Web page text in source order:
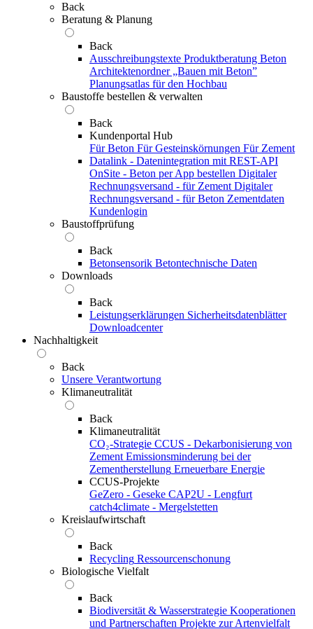
Back
Beratung & Planung
Back
Ausschreibungstexte Produktberatung Beton
Architektenordner „Bauen mit Beton”
Planungsatlas für den Hochbau
Baustoffe bestellen & verwalten
Back
Kundenportal Hub
Für Beton Für Gesteinskörnungen Für Zement
Datalink - Datenintegration mit REST-API
OnSite - Beton per App bestellen Digitaler
Rechnungsversand - für Zement Digitaler
Rechnungsversand - für Beton Zementdaten
Kundenlogin
Baustoffprüfung
Back
Betonsensorik Betontechnische Daten
Downloads
Back
Leistungserklärungen Sicherheitsdatenblätter
Downloadcenter
Nachhaltigkeit
Back
Unsere Verantwortung
Klimaneutralität
Back
Klimaneutralität
CO₂-Strategie CCUS - Dekarbonisierung von
Zement Emissionsminderung bei der
Zementherstellung Erneuerbare Energie
CCUS-Projekte
GeZero - Geseke CAP2U - Lengfurt
catch4climate - Mergelstetten
Kreislaufwirtschaft
Back
Recycling Ressourcenschonung
Biologische Vielfalt
Back
Biodiversität & Wasserstrategie Kooperationen
und Partnerschaften Projekte zur Artenvielfalt